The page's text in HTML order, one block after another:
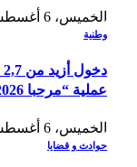
الخميس، 6 أغسطس 2026
وطنية
عملية “مرحبا 2026”
الخميس، 6 أغسطس 2026
حوادث و قضايا